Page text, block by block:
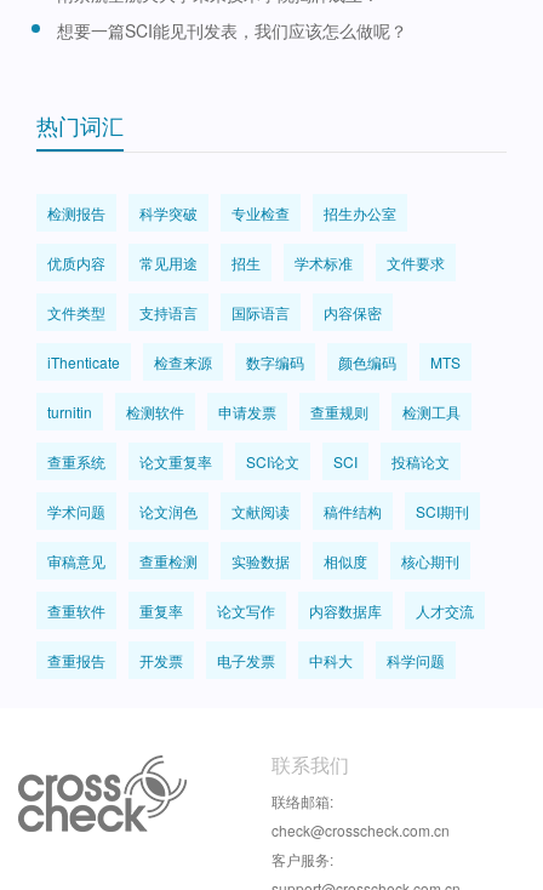
想要一篇SCI能见刊发表，我们应该怎么做呢？
热门词汇
检测报告 科学突破 专业检查 招生办公室
优质内容 常见用途 招生 学术标准 文件要求
文件类型 支持语言 国际语言 内容保密
iThenticate 检查来源 数字编码 颜色编码 MTS
turnitin 检测软件 申请发票 查重规则 检测工具
查重系统 论文重复率 SCI论文 SCI 投稿论文
学术问题 论文润色 文献阅读 稿件结构 SCI期刊
审稿意见 查重检测 实验数据 相似度 核心期刊
查重软件 重复率 论文写作 内容数据库 人才交流
查重报告 开发票 电子发票 中科大 科学问题
联系我们
联络邮箱:
check@crosscheck.com.cn
客户服务: